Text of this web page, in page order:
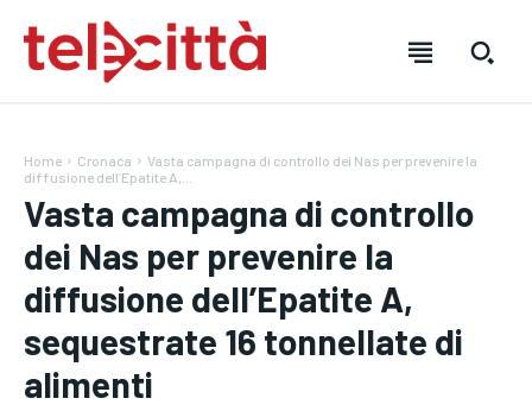
HOME
DIRETTA TELECITTÀ
DIRETTE RADIO
HOME
DIRETTA TELECITTÀ
DIRETTE RADIO
HOME
DIRETTA TELECITTÀ
DIRETTE RADIO
Home Cronaca
Vasta campagna di controllo dei Nas per prevenire la
diffusione dell’Epatite A,...
Vasta campagna di controllo
dei Nas per prevenire la
diffusione dell’Epatite A,
sequestrate 16 tonnellate di
alimenti